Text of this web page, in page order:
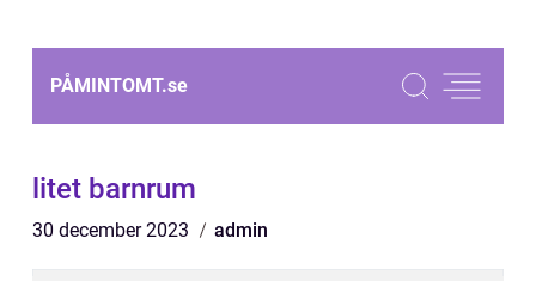
PÅMINTOMT.se
litet barnrum
30 december 2023 admin